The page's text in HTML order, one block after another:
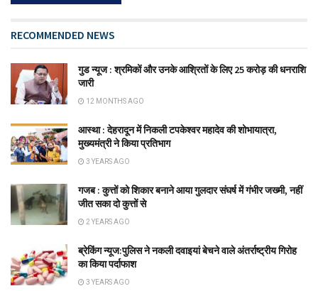
RECOMMENDED NEWS
गुड न्यूज : श्रमिकों और उनके आश्रितों के लिए 25 करोड़ की धनराशि
जारी
12 MONTHS AGO
आस्था : देहरादून में निकली टपकेश्वर महादेव की शोभायात्रा,
मुख्यमंत्री ने किया प्रतिभाग
3 YEARS AGO
गजब : कुत्तों को शिकार बनाने आया गुलदार संघर्ष में गंभीर जख्मी, नहीं
जीत सका दो कुत्तों से
2 YEARS AGO
ब्रेकिंग न्यूज:पुलिस ने नकली दवाइयां बेचने वाले अंतर्राष्ट्रीय गिरोह
का किया पर्दाफाश
3 YEARS AGO